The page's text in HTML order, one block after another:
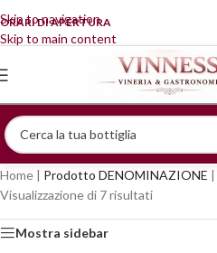
Skip to navigation
Skip to main content
ORARI DI APERTURA
Home | Prodotto DENOMINAZIONE |
Visualizzazione di 7 risultati
Mostra sidebar